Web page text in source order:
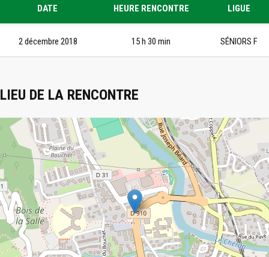
DATE HEURE RENCONTRE LIGUE
2 décembre 2018 15 h 30 min SÉNIORS F
LIEU DE LA RENCONTRE